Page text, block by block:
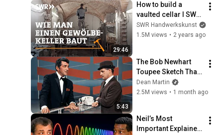
29:46
How to build a
vaulted cellar I SWR
Handwerkskunst
SWR Handwerkskunst
1.5M views • 2 years ago
5:43
The Bob Newhart
Toupee Sketch That
Broke Dean Martin
Dean Martin
2.5M views • 1 month ago
Neil’s Most
Important Explainer